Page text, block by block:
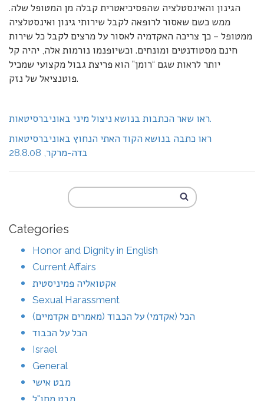
הגינון והאינסטלציה שהפסיכיאטרית קבלה מן המטופל שלה.
ממש כשם שאסור לרופאה לקבל שירותי גינון ואינסטלציה
ממטופל – כך צריכה האקדמיה לאסור על מרצים לקבל כל שירות
חינם מסטודנטים ומונחים. וכשיופנמו נורמות אלה, יהיה קל
יותר לראות שגם “רומן” הוא פריצת גבול מקצועי שמכיל
פוטנציאל של נזק.
ראו שאר הכתבות בנושא ניצול מיני באוניברסיטאות.
ראו כתבה בנושא הקוד האתי הנחוץ באוניברסיטאות
בדה-מרקר, 28.8.08
Categories
Honor and Dignity in English
Current Affairs
אקטואליה פמיניסטית
Sexual Harassment
הכל (אקדמי) על הכבוד (מאמרים אקדמיים)
הכל על הכבוד
Israel
General
מבט אישי
מבט מחו"ל